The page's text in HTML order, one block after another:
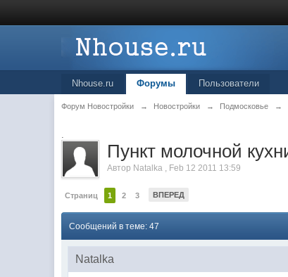
Nhouse.ru Форумы Пользователи
Форум Новостройки → Новостройки → Подмосковье →
.
Пункт молочной
Автор Natalka , Feb 12 2011 13:59
Страниц 1 2 3 ВПЕРЕД
Сообщений в теме: 47
Natalka